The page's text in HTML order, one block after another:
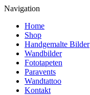
Navigation
Home
Shop
Handgemalte Bilder
Wandbilder
Fototapeten
Paravents
Wandtattoo
Kontakt